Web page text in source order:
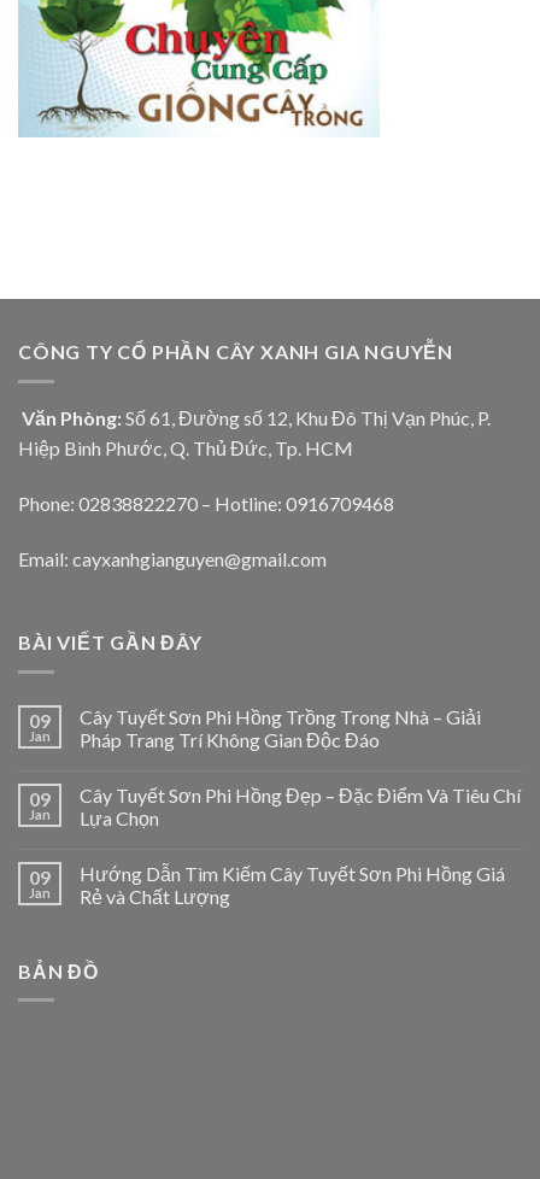
CÔNG TY CỔ PHẦN CÂY XANH GIA NGUYỄN
Văn Phòng: Số 61, Đường số 12, Khu Đô Thị Vạn Phúc, P.
Hiệp Bình Phước, Q. Thủ Đức, Tp. HCM
Phone: 02838822270 – Hotline: 0916709468
Email: cayxanhgianguyen@gmail.com
BÀI VIẾT GẦN ĐÂY
09
Jan
Cây Tuyết Sơn Phi Hồng Trồng Trong Nhà – Giải
Pháp Trang Trí Không Gian Độc Đáo
09
Jan
Cây Tuyết Sơn Phi Hồng Đẹp – Đặc Điểm Và Tiêu Chí
Lựa Chọn
09
Jan
Hướng Dẫn Tìm Kiếm Cây Tuyết Sơn Phi Hồng Giá
Rẻ và Chất Lượng
BẢN ĐỒ